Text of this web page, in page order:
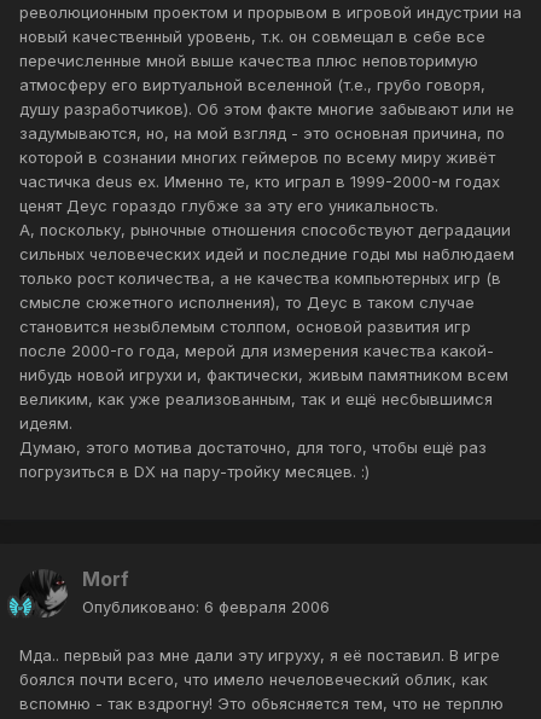
революционным проектом и прорывом в игровой индустрии на
новый качественный уровень, т.к. он совмещал в себе все
перечисленные мной выше качества плюс неповторимую
атмосферу его виртуальной вселенной (т.е., грубо говоря,
душу разработчиков). Об этом факте многие забывают или не
задумываются, но, на мой взгляд - это основная причина, по
которой в сознании многих геймеров по всему миру живёт
частичка deus ex. Именно те, кто играл в 1999-2000-м годах
ценят Деус гораздо глубже за эту его уникальность.
А, поскольку, рыночные отношения способствуют деградации
сильных человеческих идей и последние годы мы наблюдаем
только рост количества, а не качества компьютерных игр (в
смысле сюжетного исполнения), то Деус в таком случае
становится незыблемым столпом, основой развития игр
после 2000-го года, мерой для измерения качества какой-
нибудь новой игрухи и, фактически, живым памятником всем
великим, как уже реализованным, так и ещё несбывшимся
идеям.
Думаю, этого мотива достаточно, для того, чтобы ещё раз
погрузиться в DX на пару-тройку месяцев. :)
Morf
Опубликовано: 6 февраля 2006
Мда.. первый раз мне дали эту игруху, я её поставил. В игре
боялся почти всего, что имело нечеловеческий облик, как
вспомню - так вздрогну! Это обьясняется тем, что не терплю